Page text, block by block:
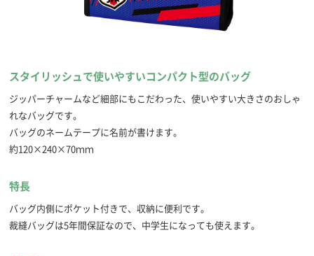
スタイリッシュで使いやすいコンパクト型のバッグ
ジッパーチャームなど細部にもこだわった、使いやすい大きさのおしゃ
れなバッグです。
バッグのネームテープに名前が書けます。
約120×240×70ｍｍ
特長
バッグ内側にポケット付きで、収納に便利です。
裁縫バッグは5年間保証なので、中学生になっても使えます。